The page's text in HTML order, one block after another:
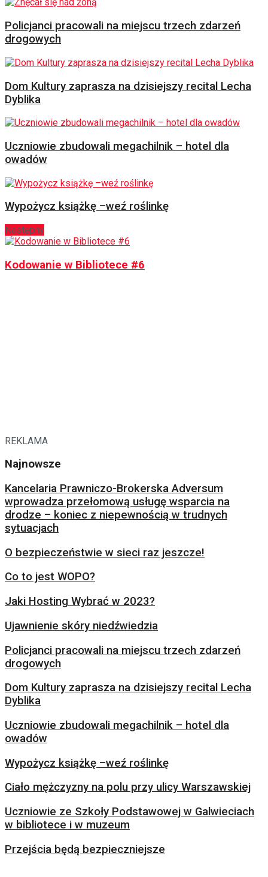
Policjanci pracowali na miejscu trzech zdarzeń
drogowych
Dom Kultury zaprasza na dzisiejszy recital Lecha
Dyblika
Uczniowie zbudowali megachilnik – hotel dla
owadów
Wypożycz książkę –weź roślinkę
Następny
Kodowanie w Bibliotece #6
REKLAMA
Najnowsze
Kancelaria Prawniczo-Brokerska Adversum
wprowadza przełomową usługę wsparcia na
drodze – koniec z niepewnością w trudnych
sytuacjach
O bezpieczeństwie w sieci raz jeszcze!
Co to jest WOPO?
Jaki Hosting Wybrać w 2023?
Ujawnienie skóry niedźwiedzia
Policjanci pracowali na miejscu trzech zdarzeń
drogowych
Dom Kultury zaprasza na dzisiejszy recital Lecha
Dyblika
Uczniowie zbudowali megachilnik – hotel dla
owadów
Wypożycz książkę –weź roślinkę
Ciało mężczyzny na polu przy ulicy Warszawskiej
Uczniowie ze Szkoły Podstawowej w Galwieciach
w bibliotece i w muzeum
Przejścia będą bezpieczniejsze